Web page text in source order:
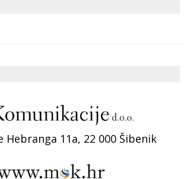
Hebranga 11a, 22 000 Šibenik